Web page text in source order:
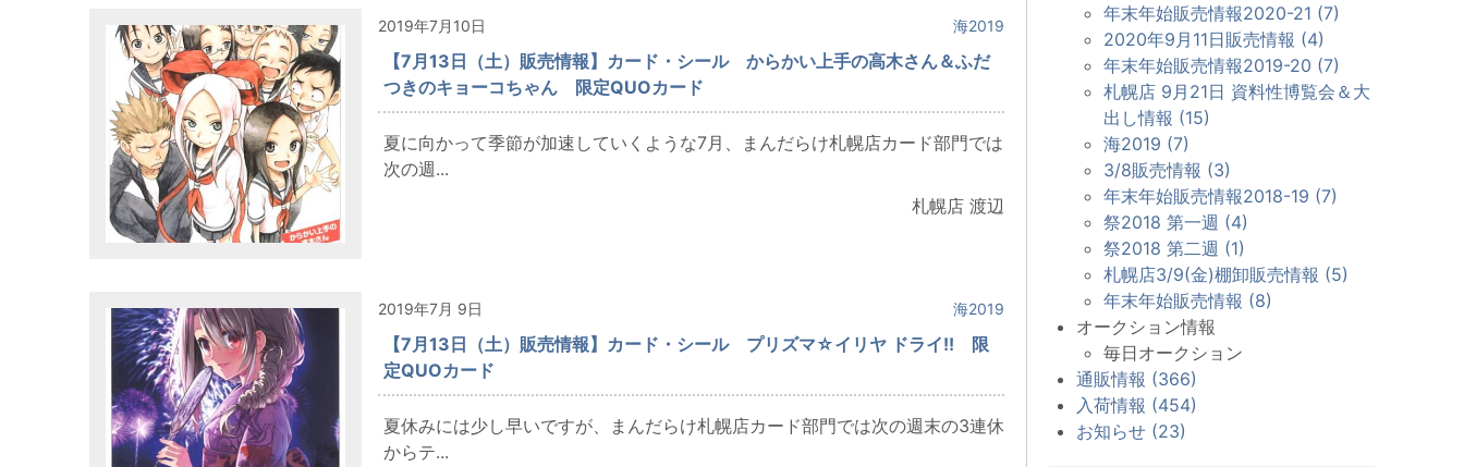
2019年7月10日 海2019
【7月13日（土）販売情報】カード・シール からかい上手の高木さん＆ふだ
つきのキョーコちゃん 限定QUOカード
夏に向かって季節が加速していくような7月、まんだらけ札幌店カード部門では
次の週...
札幌店 渡辺
2019年7月 9日 海2019
【7月13日（土）販売情報】カード・シール プリズマ☆イリヤ ドライ!! 限
定QUOカード
夏休みには少し早いですが、まんだらけ札幌店カード部門では次の週末の3連休
からテ...
年末年始販売情報2020-21 (7)
2020年9月11日販売情報 (4)
年末年始販売情報2019-20 (7)
札幌店 9月21日 資料性博覧会＆大
出し情報 (15)
海2019 (7)
3/8販売情報 (3)
年末年始販売情報2018-19 (7)
祭2018 第一週 (4)
祭2018 第二週 (1)
札幌店3/9(金)棚卸販売情報 (5)
年末年始販売情報 (8)
オークション情報
毎日オークション
通販情報 (366)
入荷情報 (454)
お知らせ (23)